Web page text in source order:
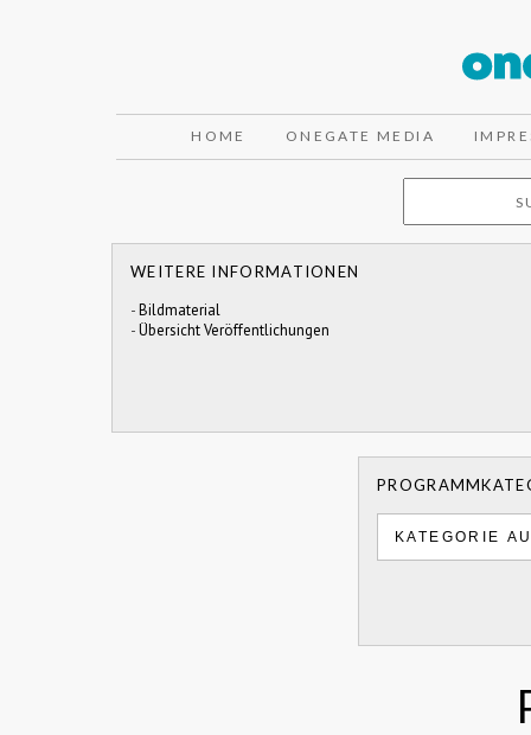
HOME ONEGATE MEDIA
WEITERE INFORMATIONEN
-Bildmaterial
-Übersicht Veröffentlichungen